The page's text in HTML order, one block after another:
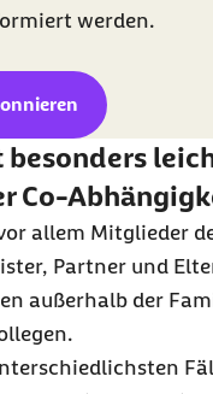
werden.
besonders
Co-
allem Mitglieder
Partner und
außerhalb der